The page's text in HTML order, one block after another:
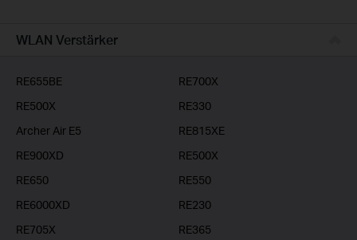
Businessanwender
WLAN Verstärker
RE655BE
RE700X
RE500X
RE330
Archer Air E5
RE815XE
RE900XD
RE500X
RE650
RE550
RE6000XD
RE230
RE705X
RE365